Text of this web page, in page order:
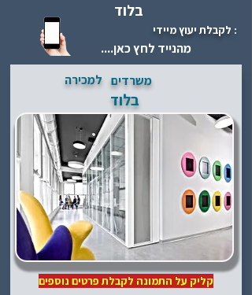
בלוד
: לקבלת יעוץ מיידי
מהנייד לחץ כאן....
משרדים למכירה
בלוד
קליק על התמונה לקבלת פרטים נוספים